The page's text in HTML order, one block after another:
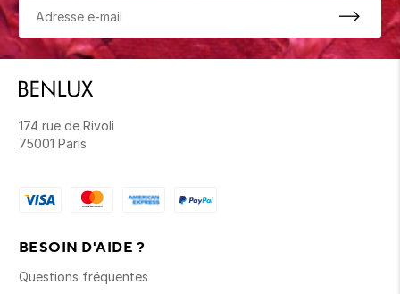
174 rue de Rivoli
75001 Paris
BESOIN D'AIDE ?
Questions fréquentes